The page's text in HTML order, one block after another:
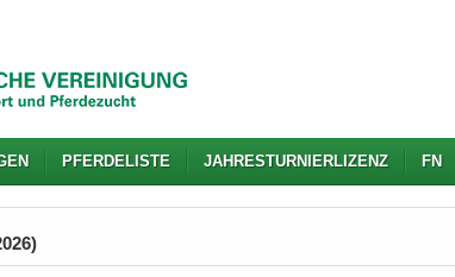
PFERDELISTE JAHRESTURNIERLIZENZ FN